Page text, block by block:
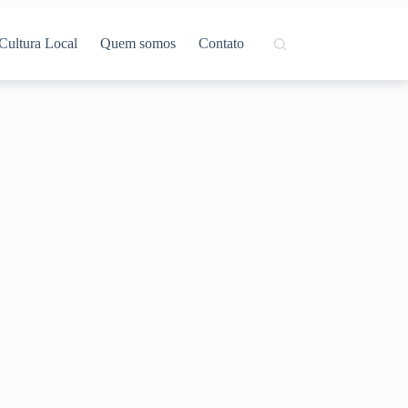
Local Quem somos Contato